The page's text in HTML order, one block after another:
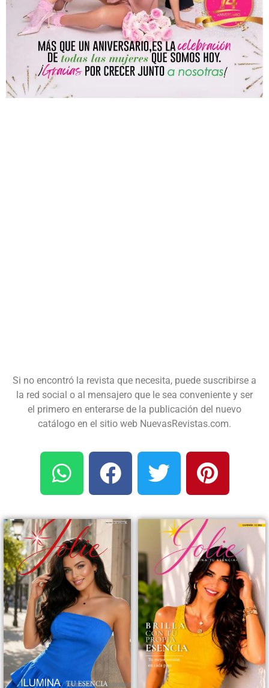
Si no encontró la revista que necesita, puede suscribirse a
la red social o al mensajero que le sea conveniente y ser
el primero en enterarse de la publicación del nuevo
catálogo en el sitio web NuevasRevistas.com.